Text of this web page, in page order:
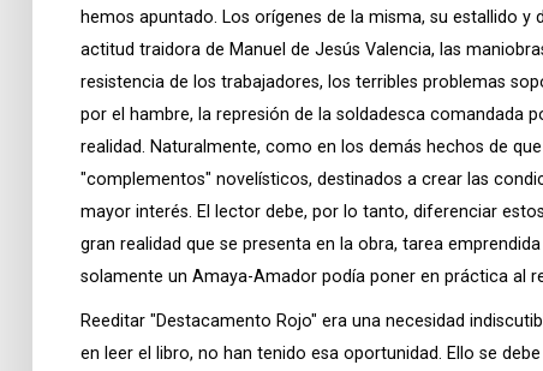
hemos apuntado. Los orígenes de la misma, su estallido
actitud traidora de Manuel de Jesús Valencia, las
resistencia de los trabajadores, los terribles problemas
por el hambre, la represión de la soldadesca comandada
realidad. Naturalmente, como en los demás hechos de
"complementos" novelísticos, destinados a crear las
mayor interés. El lector debe, por lo tanto, diferenciar
gran realidad que se presenta en la obra, tarea
solamente un Amaya-Amador podía poner en práctica al
Reeditar "Destacamento Rojo" era una necesidad
en leer el libro, no han tenido esa oportunidad. Ello se